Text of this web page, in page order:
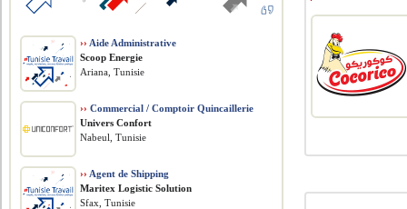
›› Aide Administrative
Scoop Energie
Ariana, Tunisie
›› Commercial / Comptoir Quincaillerie
Univers Confort
Nabeul, Tunisie
›› Agent de Shipping
Maritex Logistic Solution
Sfax, Tunisie